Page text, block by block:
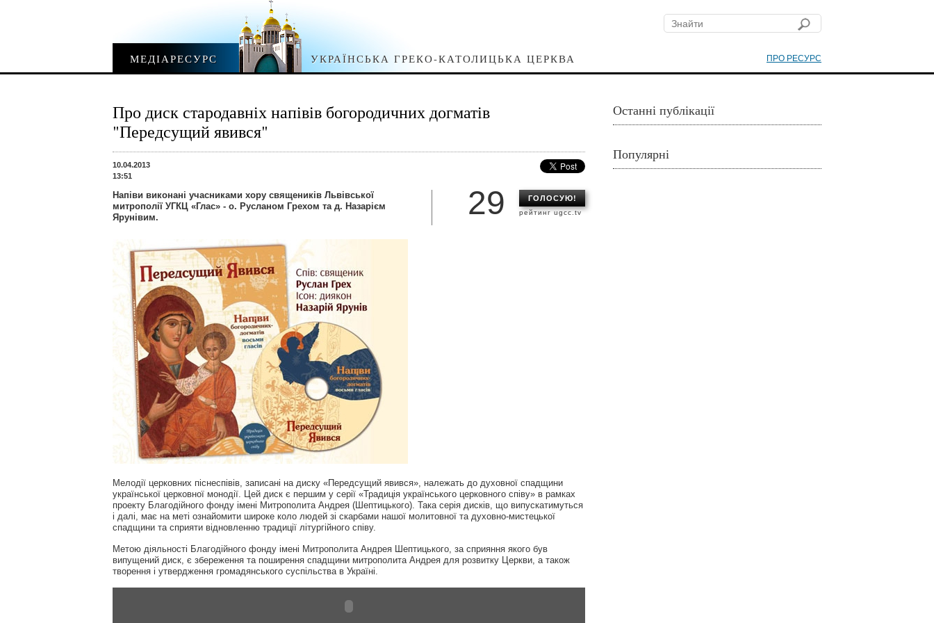
ПРО РЕСУРС
МЕДІАРЕСУРС УКРАЇНСЬКА ГРЕКО-КАТОЛИЦЬКА ЦЕРКВА
Про диск стародавніх напівів богородичних догматів
"Передсущий явився"
10.04.2013
13:51
ГОЛОСУЮ!
рейтинг ugcc.tv
29
Напіви виконані учасниками хору священиків Львівської
митрополії УГКЦ «Глас» - о. Русланом Грехом та д. Назарієм
Ярунівим.
Мелодії церковних піснеспівів, записані на диску «Передсущий явився», належать до духовної спадщини
української церковної монодії. Цей диск є першим у серії «Традиція українського церковного співу» в рамках
проекту Благодійного фонду імені Митрополита Андрея (Шептицького). Така серія дисків, що випускатимуться
і далі, має на меті ознайомити широке коло людей зі скарбами нашої молитовної та духовно-мистецької
спадщини та сприяти відновленню традиції літургійного співу.
Метою діяльності Благодійного фонду імені Митрополита Андрея Шептицького, за сприяння якого був
випущений диск, є збереження та поширення спадщини митрополита Андрея для розвитку Церкви, а також
творення і утвердження громадянського суспільства в Україні.
Останні публікації
Популярні